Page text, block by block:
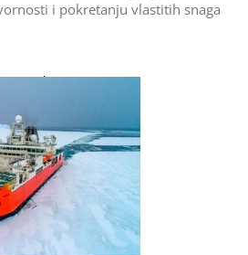
i pokretanju vlastitih snaga